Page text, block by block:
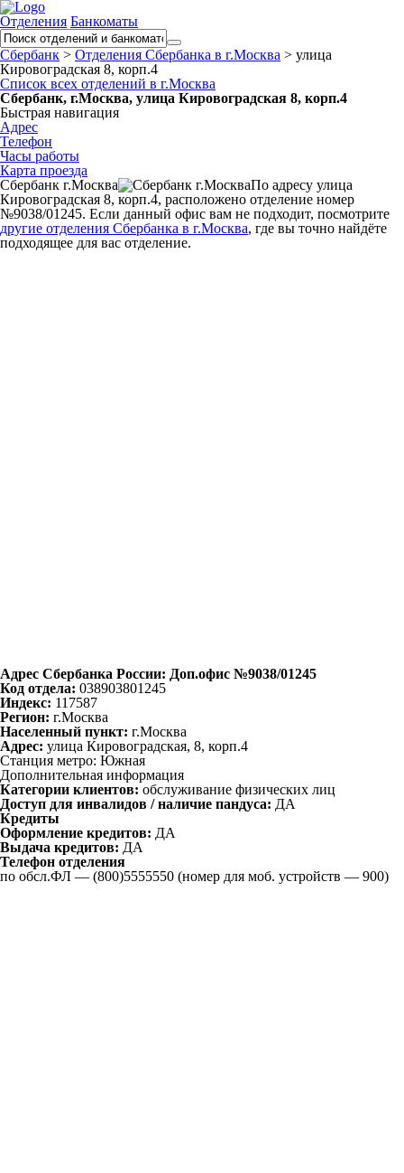
Отделения Банкоматы
Сбербанк > Отделения Сбербанка в г.Москва > улица
Кировоградская 8, корп.4
Список всех отделений в г.Москва
Сбербанк, г.Москва, улица Кировоградская 8, корп.4
Быстрая навигация
Адрес
Телефон
Часы работы
Карта проезда
Сбербанк г.Москва
По адресу улица
Кировоградская 8, корп.4, расположено отделение номер
№9038/01245. Если данный офис вам не подходит, посмотрите
другие отделения Сбербанка в г.Москва, где вы точно найдёте
подходящее для вас отделение.
Адрес Сбербанка России: Доп.офис №9038/01245
Код отдела: 038903801245
Индекс: 117587
Регион: г.Москва
Населенный пункт: г.Москва
Адрес: улица Кировоградская, 8, корп.4
Станция метро: Южная
Дополнительная информация
Категории клиентов: обслуживание физических лиц
Доступ для инвалидов / наличие пандуса: ДА
Кредиты
Оформление кредитов: ДА
Выдача кредитов: ДА
Телефон отделения
по обсл.ФЛ — (800)5555550 (номер для моб. устройств — 900)